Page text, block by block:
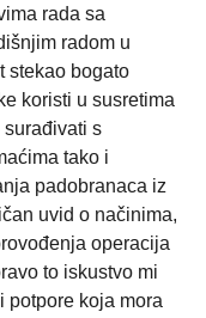
rada sa
radom u
stekao bogato
koristi u susretima
surađivati s
tako i
padobranaca iz
uvid o načinima,
operacija
to iskustvo mi
potpore koja mora